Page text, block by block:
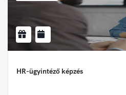
HR-ügyintéző képzés